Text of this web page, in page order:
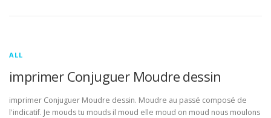
ALL
imprimer Conjuguer Moudre dessin
imprimer Conjuguer Moudre dessin. Moudre au passé composé de
l'indicatif. Je mouds tu mouds il moud elle moud on moud nous moulons